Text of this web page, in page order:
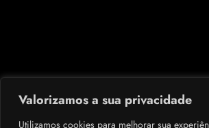
Valorizamos a sua privacidade
Utilizamos cookies para melhorar sua